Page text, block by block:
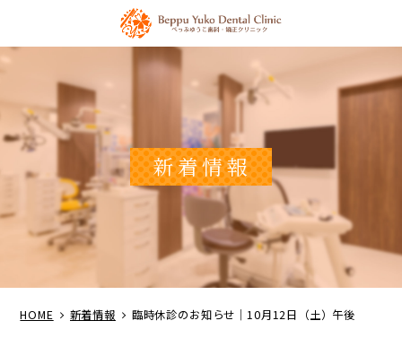
新着情報
HOME 新着情報 臨時休診のお知らせ｜10月12日（土）午後